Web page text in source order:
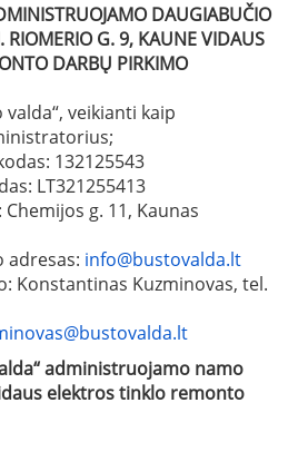
DAUGIABUČIO
RIOMERIOG. 9, KAUNE VIDAUS
DARBŲ PIRKIMO
valda“, veikianti kaip
132125543
LT321255413
g. 11, Kaunas
adresas: info@bustovalda.lt
Konstantinas Kuzminovas, tel.
administruojamo namo
elektros tinklo remonto